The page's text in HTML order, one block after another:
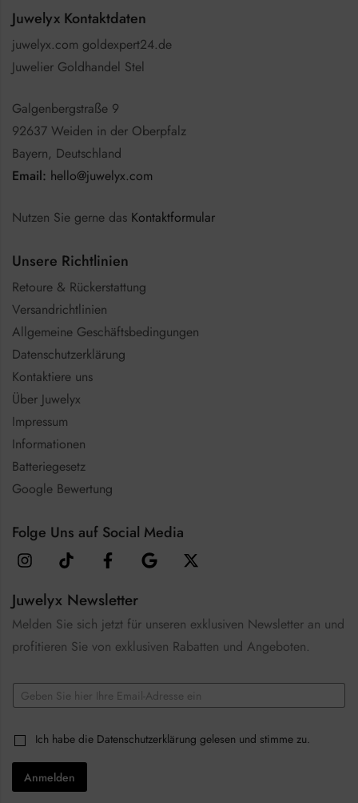
Juwelyx Kontaktdaten
juwelyx.com goldexpert24.de
Juwelier Goldhandel Stel
Galgenbergstraße 9
92637 Weiden in der Oberpfalz
Bayern, Deutschland
Email: hello@juwelyx.com
Nutzen Sie gerne das Kontaktformular
Unsere Richtlinien
Retoure & Rückerstattung
Versandrichtlinien
Allgemeine Geschäftsbedingungen
Datenschutzerklärung
Kontaktiere uns
Über Juwelyx
Impressum
Informationen
Batteriegesetz
Google Bewertung
Folge Uns auf Social Media
Juwelyx Newsletter
Melden Sie sich jetzt für unseren exklusiven Newsletter an und
profitieren Sie von exklusiven Rabatten und Angeboten.
a
l
*
*
E
m
lC
h
e
k
Ich habe die Datenschutzerklärung gelesen und stimme zu.
Anmelden